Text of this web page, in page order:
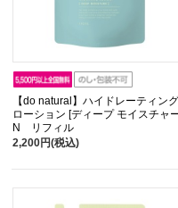
【do natural】ハイドレーティング
ローション [ディープ モイスチャ
N リフィル
2,200円(税込)